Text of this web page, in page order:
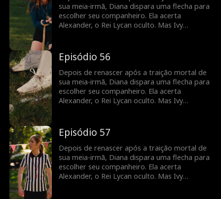
sua meia-irmã, Diana dispara uma flecha para
escolher seu companheiro. Ela acerta
Alexander, o Rei Lycan oculto. Mas Ivy
reescrever o próprio destino antes que seja
tarde demais.
Episódio 56
Depois de renascer após a traição mortal de
sua meia-irmã, Diana dispara uma flecha para
escolher seu companheiro. Ela acerta
Alexander, o Rei Lycan oculto. Mas Ivy
reescrever o próprio destino antes que seja
tarde demais.
Episódio 57
Depois de renascer após a traição mortal de
sua meia-irmã, Diana dispara uma flecha para
escolher seu companheiro. Ela acerta
Alexander, o Rei Lycan oculto. Mas Ivy